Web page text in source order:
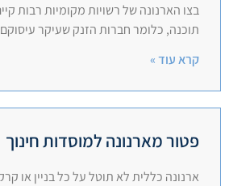
בצו הארנונה של רשויות מקומיות רבות
תוכנה, כלומר חברות הזנק שעיקר
קרא עוד »
פטור מארנונה למוסדות חינוך
ארנונה כללית לא תוטל על כל בניין או